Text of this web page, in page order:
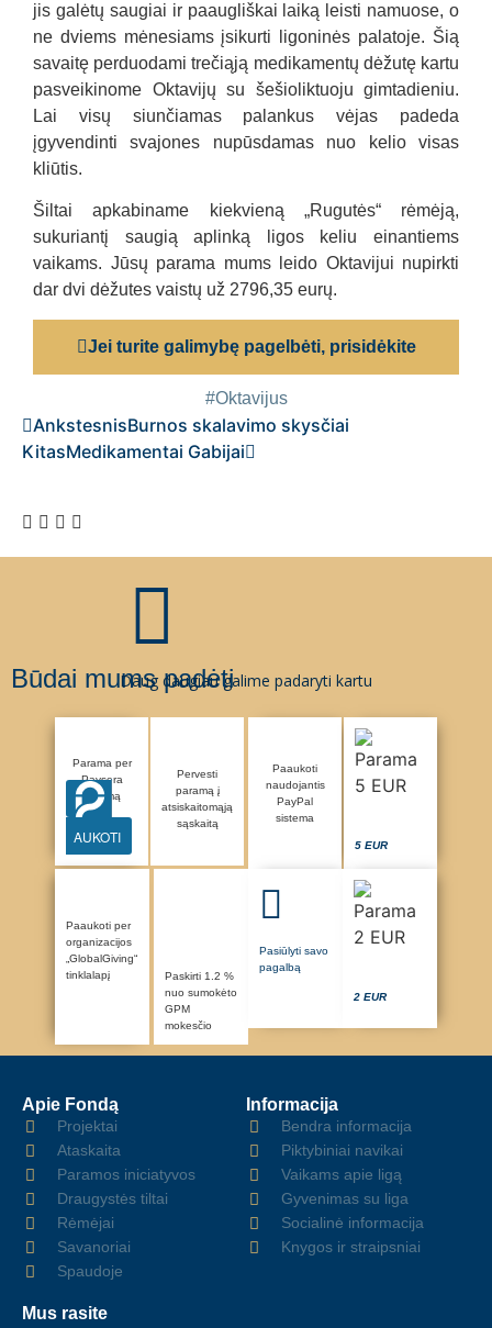
jis galėtų saugiai ir paaugliškai laiką leisti namuose, o
ne dviems mėnesiams įsikurti ligoninės palatoje. Šią
savaitę perduodami trečiąją medikamentų dėžutę kartu
pasveikinome Oktavijų su šešioliktuoju gimtadieniu.
Lai visų siunčiamas palankus vėjas padeda
įgyvendinti svajones nupūsdamas nuo kelio visas
kliūtis.
Šiltai apkabiname kiekvieną „Rugutės“ rėmėją,
sukuriantį saugią aplinką ligos keliu einantiems
vaikams. Jūsų parama mums leido Oktavijui nupirkti
dar dvi dėžutes vaistų už 2796,35 eurų.
Jei turite galimybę pagelbėti, prisidėkite
#Oktavijus
AnkstesnisBurnos skalavimo skysčiai
KitasMedikamentai Gabijai
Būdai mums padėti
Daug daugiau galime padaryti kartu
Parama per
Paysera
sistemą
AUKOTI
Pervesti
paramą į
atsiskaitomąją
sąskaitą
Paaukoti
naudojantis
PayPal
sistema
5 EUR
Paaukoti per
organizacijos
„GlobalGiving“
tinklalapį
Paskirti 1.2 %
nuo sumokėto
GPM
mokesčio
Pasiūlyti savo
pagalbą
2 EUR
Apie Fondą
Projektai
Ataskaita
Paramos iniciatyvos
Draugystės tiltai
Rėmėjai
Savanoriai
Spaudoje
Informacija
Bendra informacija
Piktybiniai navikai
Vaikams apie ligą
Gyvenimas su liga
Socialinė informacija
Knygos ir straipsniai
Mus rasite